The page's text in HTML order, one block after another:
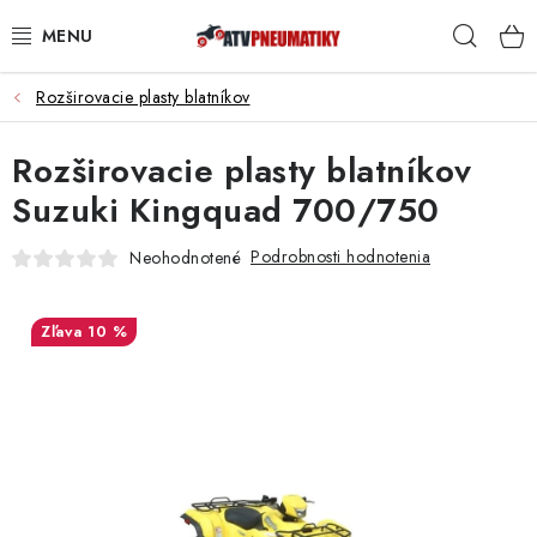
na
PNEUMATIKY
DISKY
ROZŠIROVACIE PODLOŽKY
OCHRANNÉ RÁMY
Rozširovacie plasty blatníkov
Rozširovacie plasty blatníkov
Suzuki Kingquad 700/750
Neohodnotené Podrobnosti hodnotenia
10 %